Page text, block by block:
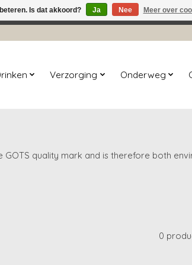
Verzorging Onderweg
quality mark and is therefore both
0
Is dat akkoord? Ja Nee Meer over
geplaatste orders zullen niet worden